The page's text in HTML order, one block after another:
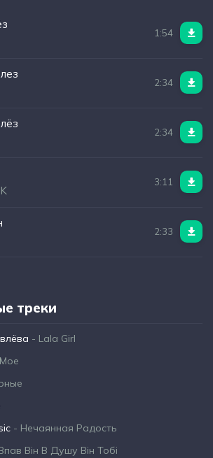
1:54
2:34
2:34
3:11
2:33
треки
- Lala Girl
- Нечаянная Радость
Він В Душу Він Тобі